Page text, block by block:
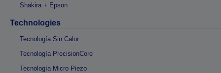
Shakira + Epson
Technologies
Tecnología Sin Calor
Tecnología PrecisionCore
Tecnología Micro Piezo